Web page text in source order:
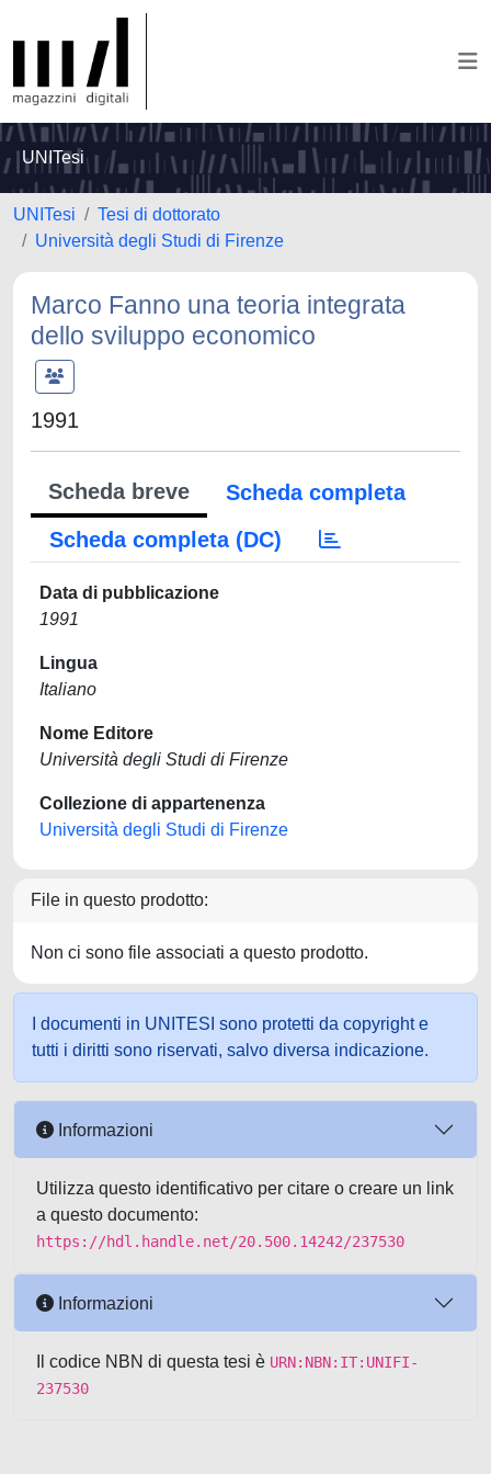
UNITesi
UNITesi
Tesi di dottorato
Università degli Studi di Firenze
Marco Fanno una teoria integrata
dello sviluppo economico
1991
Scheda breve
Scheda completa
Scheda completa (DC)
Data di pubblicazione
1991
Lingua
Italiano
Nome Editore
Università degli Studi di Firenze
Collezione di appartenenza
Università degli Studi di Firenze
File in questo prodotto:
Non ci sono file associati a questo prodotto.
I documenti in UNITESI sono protetti da copyright e
tutti i diritti sono riservati, salvo diversa indicazione.
Informazioni
Utilizza questo identificativo per citare o creare un link
a questo documento:
https://hdl.handle.net/20.500.14242/237530
Informazioni
Il codice NBN di questa tesi è URN:NBN:IT:UNIFI-
237530